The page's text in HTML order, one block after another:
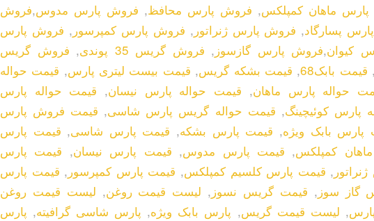
ماهان کمپلکس, فروش پارس محافظ, فروش پارس مدوس,فروش
پسارگاد, فروش پارس ژنراتور , فروش پارس کمپرسور , فروش پارس
کیوان,فروش پارس گازسوز , فروش گریس 35 پوندی , فروش گریس
, قیمت بابک68 , قیمت بشکه گریس, قیمت بیست لیتری پارس, قیمت حواله
حواله پارس ماهان, قیمت حواله پارس نیسان, قیمت حواله پارس
پارس کوئیچینگ, قیمت حواله گریس پارس شاسی, قیمت فروش پارس
پارس بابک ویژه, قیمت پارس بشکه, قیمت پارس شاسی, قیمت پارس
کمپلکس, قیمت پارس مدوس, قیمت پارس نیسان, قیمت پارس
, قیمت پارس کلسیم کمپلکس, قیمت پارس کمپرسور , قیمت پارس
گاز سوز , قیمت گریس نسوز , لیست قیمت روغن, لیست قیمت روغن
, لیست قیمت گریس, پارس بابک ویژه, پارس شاسی گرافیته, پارس